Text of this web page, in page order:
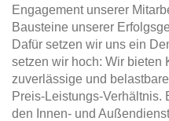
Engagement unserer
Bausteine unserer
Dafür setzen wir uns ein
setzen wir hoch: Wir bieten
zuverlässige und
Preis-Leistungs-Verhältnis.
den Innen- und